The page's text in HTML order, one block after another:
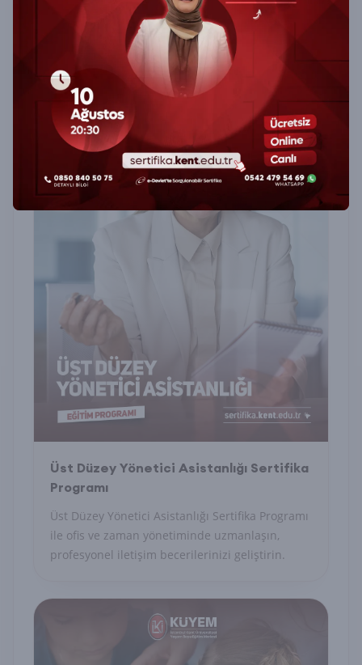
değerlendirmelerde kullanılan testleri öğrenin,
uygulayın ve profesyonel sertifika ile
uzmanlığınızı belgelendirin.
Üst Düzey Yönetici Asistanlığı Sertifika
Programı
Üst Düzey Yönetici Asistanlığı Sertifika Programı
ile ofis ve zaman yönetiminde uzmanlaşın,
profesyonel iletişim becerilerinizi geliştirin.